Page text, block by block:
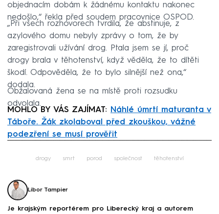
objednacím dobám k žádnému kontaktu nakonec
nedošlo,“ řekla před soudem pracovnice OSPOD.
„Při všech rozhovorech tvrdila, že abstinuje, z
azylového domu nebyly zprávy o tom, že by
zaregistrovali užívání drog. Ptala jsem se jí, proč
drogy brala v těhotenství, když věděla, že to dítěti
škodí. Odpověděla, že to bylo silnější než ona,“
dodala.
Obžalovaná žena se na místě proti rozsudku
odvolala.
MOHLO BY VÁS ZAJÍMAT:
Náhlé úmrtí maturanta v
Táboře. Žák zkolaboval před zkouškou, vážné
podezření se musí prověřit
drogy smrt porod společnost těhotenství
Libor Tampier
Je krajským reportérem pro Liberecký kraj a autorem